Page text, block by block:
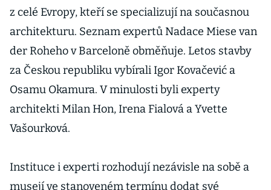
z celé Evropy, kteří se specializují na současnou
architekturu. Seznam expertů Nadace Miese van
der Roheho v Barceloně obměňuje. Letos stavby
za Českou republiku vybírali Igor Kovačević a
Osamu Okamura. V minulosti byli experty
architekti Milan Hon, Irena Fialová a Yvette
Vašourková.
Instituce i experti rozhodují nezávisle na sobě a
musejí ve stanoveném termínu dodat své